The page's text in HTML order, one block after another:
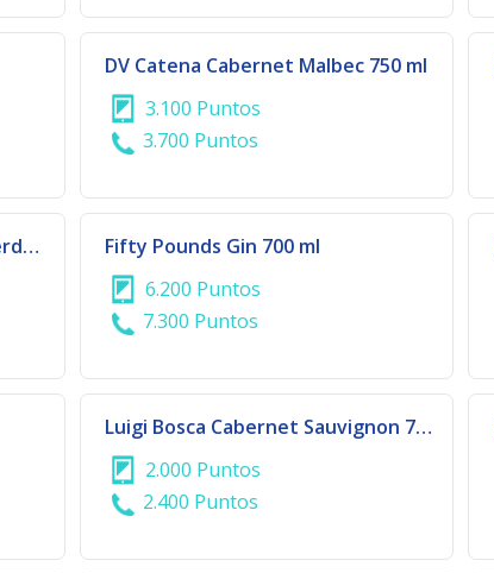
DV Catena Cabernet Malbec 750 ml
3.100 Puntos
3.700 Puntos
Emulsionador de leche color verde | 929-691
Fifty Pounds Gin 700 ml
6.200 Puntos
7.300 Puntos
Luigi Bosca Cabernet Sauvignon 750 ml
2.000 Puntos
2.400 Puntos